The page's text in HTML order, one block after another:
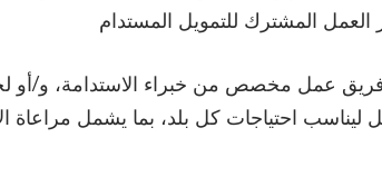
فريق عمل مخصص من خبراء الاستدامة، و/أو
ليناسب احتياجات كل بلد، بما يشمل مراعاة